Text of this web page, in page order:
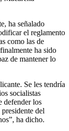
ha señalado
el reglamento
como las de
ha sido
de mantener lo
Se les tendría
socialistas
defender los
del
ha dicho.